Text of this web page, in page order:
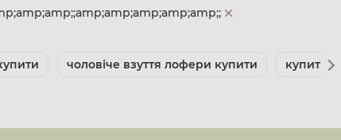
чоловіче взуття лофери купити купити